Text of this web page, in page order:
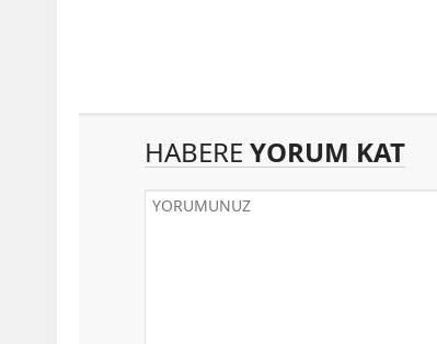
HABERE YORUM KAT